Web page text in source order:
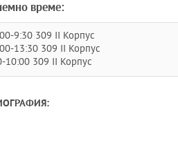
време:
9:30 309 II Корпус
13:30 309 II Корпус
10:00 309 II Корпус